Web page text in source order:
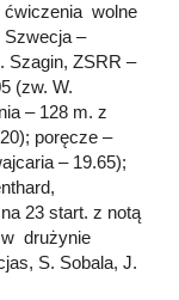
ćwiczenia wolne
Szwecja –
Szagin, ZSRR –
(zw. W.
– 128 m. z
poręcze –
– 19.65);
23 start. z notą
w drużynie
S. Sobala, J.